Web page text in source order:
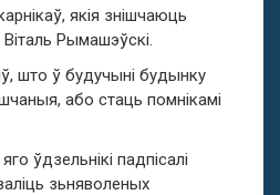
якія знішчаюць
Віталь Рымашэўскі.
што ў будучыні будынку
або стаць помнікамі
ўдзельнікі падпісалі
зьняволеных